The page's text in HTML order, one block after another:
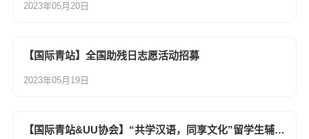
2023年05月20日
【国际青站】全国助残日志愿活动招募
2023年05月19日
【国际青站&UU协会】“共学汉语，同享文化”留学生辅导活动总结（二）